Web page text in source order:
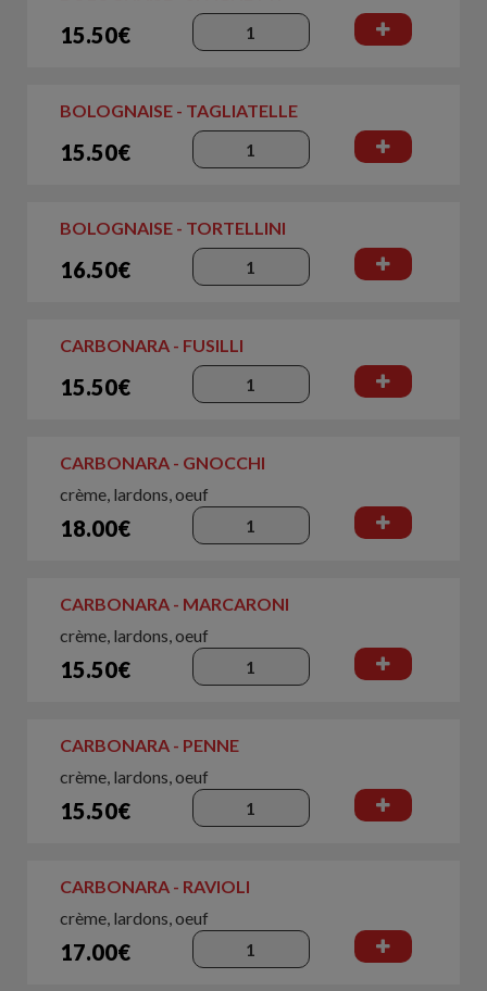
15.50€
BOLOGNAISE - TAGLIATELLE
15.50€
BOLOGNAISE - TORTELLINI
16.50€
CARBONARA - FUSILLI
15.50€
CARBONARA - GNOCCHI
crème, lardons, oeuf
18.00€
CARBONARA - MARCARONI
crème, lardons, oeuf
15.50€
CARBONARA - PENNE
crème, lardons, oeuf
15.50€
CARBONARA - RAVIOLI
crème, lardons, oeuf
17.00€